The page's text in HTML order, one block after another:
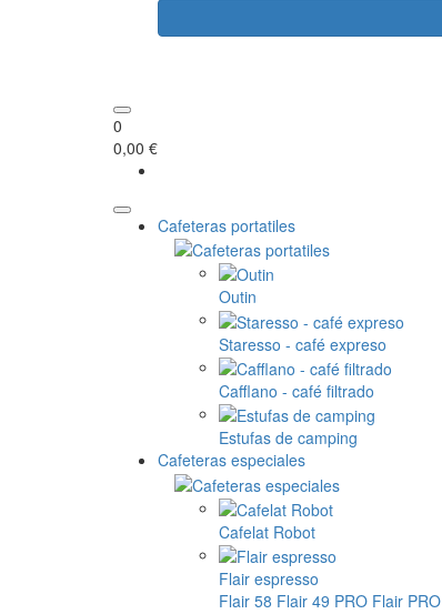
0
0,00 €
Cafeteras portatiles
Outin
Staresso - café expreso
Cafflano - café filtrado
Estufas de camping
Cafeteras especiales
Cafelat Robot
Flair espresso
Flair 58 Flair 49 PRO Flair PRO